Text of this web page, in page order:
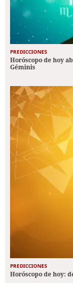
PREDICCIONES
Horóscopo de hoy
Géminis
PREDICCIONES
Horóscopo de hoy: